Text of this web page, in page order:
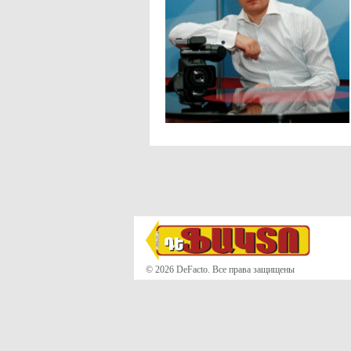
© 2026 DeFacto. Все права защищены